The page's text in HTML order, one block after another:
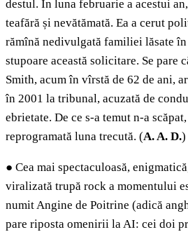
destul. În luna februarie a acestui
teafără și nevătămată. Ea a cerut
rămînă nedivulgată familiei lăsate
stupoare această solicitare. Se pare
Smith, acum în vîrstă de 62 de ani,
în 2001 la tribunal, acuzată de
ebrietate. De ce s-a temut n-a
reprogramată luna trecută. (A.A. D.)
● Cea mai spectaculoasă,
viralizată trupă rock a momentului
numit Angine de Poitrine (adică
pare riposta omenirii la AI: cei doi